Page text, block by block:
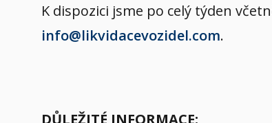
K dispozici jsme po celý týden
info@likvidacevozidel.com.
DŮLEŽITÉ INFORMACE: